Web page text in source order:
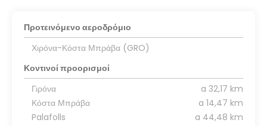
Προτεινόμενο αεροδρόμιο
Χιρόνα-Κόστα Μπράβα (GRO)
Κοντινοί προορισμοί
Γιρόνα
a 32,17 km
Κόστα Μπράβα
a 14,47 km
Palafolls
a 44,48 km